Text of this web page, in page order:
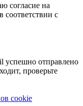
согласие на
соответствии с
успешно отправлено
проверьте
cookie